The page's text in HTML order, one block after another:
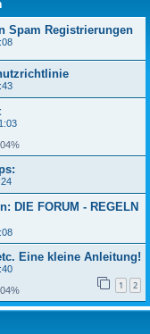
Spam Registrierungen
DIE FORUM - REGELN
Eine kleine Anleitung!
1 2